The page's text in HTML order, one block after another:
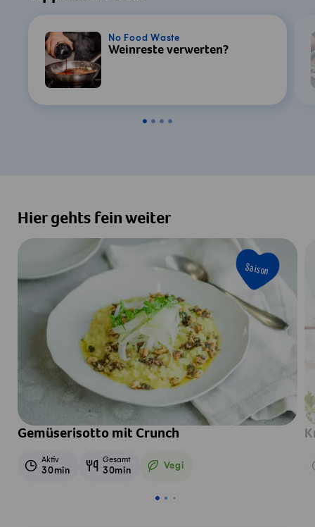
No Food Waste
Weinreste verwerten?
Hier gehts fein weiter
Saison
Gemüserisotto mit Crunch
Aktiv
30min
Gesamt
30min Vegi
Vegetarisch